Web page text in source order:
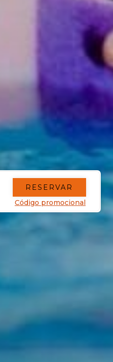
RESERVAR
Código promocional